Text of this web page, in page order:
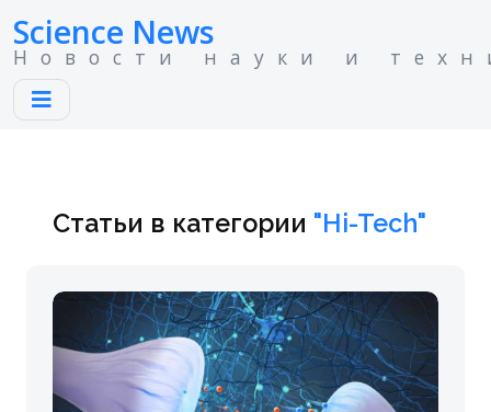
Science News
Новости науки и
Статьи в категории "Hi-Tech"